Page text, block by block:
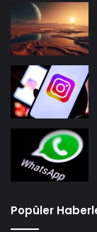
Popüler